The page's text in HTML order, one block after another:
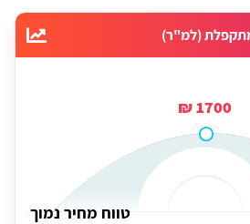
(למ"ר)
1700 ₪
טווח מחיר נמוך